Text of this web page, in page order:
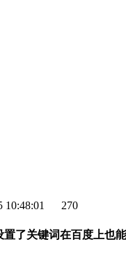
10:48:01 270
置了关键词在百度上也